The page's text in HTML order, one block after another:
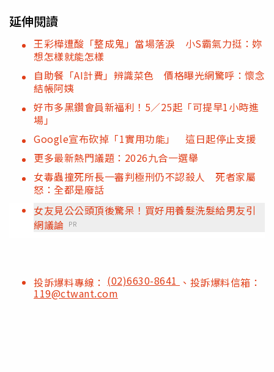
延伸閱讀
王彩樺遭酸「整成鬼」當場落淚 小S霸氣力挺：妳
想怎樣就能怎樣
自助餐「AI計費」辨識菜色 價格曝光網驚呼：懷念
結帳阿姨
好市多黑鑽會員新福利！5／25起「可提早1小時進
場」
Google宣布砍掉「1實用功能」 這日起停止支援
更多最新熱門議題：2026九合一選舉
女毒蟲撞死所長一審判極刑仍不認殺人 死者家屬
怒：全都是廢話
女友見公公頭頂後驚呆！買好用養髮洗髮給男友引
網議論 PR
投訴爆料專線： (02)6630-8641 、投訴爆料信箱：
119@ctwant.com